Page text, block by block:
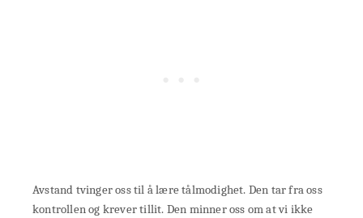
Avstand tvinger oss til å lære tålmodighet. Den tar fra oss
kontrollen og krever tillit. Den minner oss om at vi ikke